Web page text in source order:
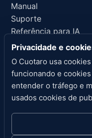
Manual
Suporte
Referência para IA
Privacidade
Termos de serviço
Política de
Aviso legal
Cookies
Configurações de
Privacidade e
O Cuotaro usa
funcionando e
entender o tráfego e
usados cookies de